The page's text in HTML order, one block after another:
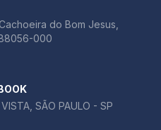
do Bom Jesus,
000
SÃO PAULO - SP